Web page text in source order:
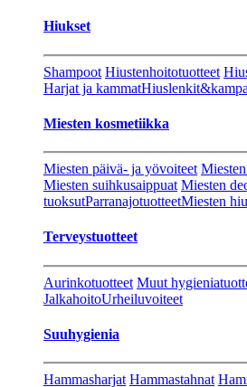
Hiukset
Shampoot Hiustenhoitotuotteet
Harjat ja kammat
Miesten kosmetiikka
Miesten päivä- ja yövoiteet
Miesten suihkusaippuat Miesten
tuoksutParranajotuotteetMiesten
Terveystuotteet
Aurinkotuotteet Muut
JalkahoitoUrheiluvoiteet
Suuhygienia
Hammasharjat Hammastahnat